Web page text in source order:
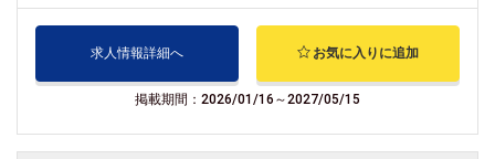
求人情報詳細へ お気に入りに追加
掲載期間：2026/01/16～2027/05/15